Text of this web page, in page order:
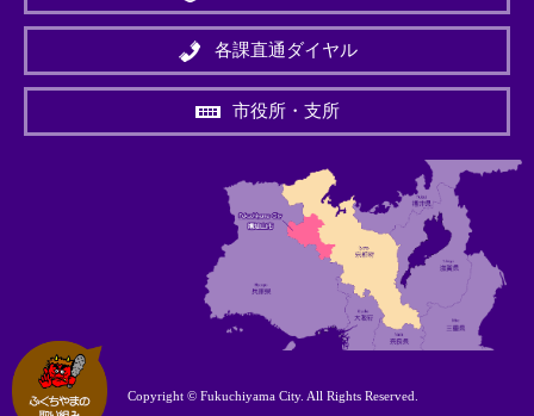
リ
ン
＞
各課直通ダイヤル
市役所・支所
Copyright © Fukuchiyama City. All Rights Reserved.